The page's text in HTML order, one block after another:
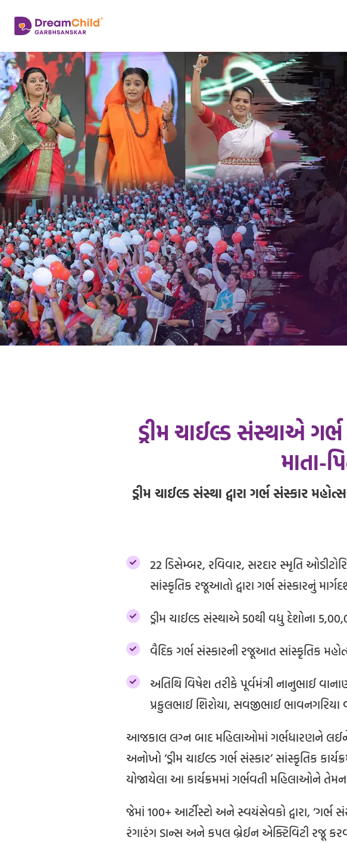
ડ્રીમ ચાઈલ્ડ સંસ્થાએ
માતા-
ડ્રીમ ચાઈલ્ડ સંસ્થા દ્વારા ગર્ભ સંસ્કાર
22 ડિસેમ્બર, રવિવાર, સરદાર સ્મૃતિ
સાંસ્કૃતિક રજૂઆતો દ્વારા ગર્ભ સંસ્કારનું
ડ્રીમ ચાઈલ્ડ સંસ્થાએ 50થી વધુ દેશોના
વૈદિક ગર્ભ સંસ્કારની રજૂઆત સાંસ્કૃતિક
અતિથિ વિષેશ તરીકે પૂર્વમંત્રી નાનુભાઈ
પ્રફુલભાઈ શિરોયા, સવજીભાઈ ભાવનગરિયા
આજકાલ લગ્ન બાદ મહિલાઓમાં ગર્ભધારણને
અનોખો ‘ડ્રીમ ચાઈલ્ડ ગર્ભ સંસ્કાર’ સાંસ્કૃતિક
યોજાયેલા આ કાર્યક્રમમાં ગર્ભવતી મહિલાઓને
જેમાં 100+ આર્ટીસ્ટો અને સ્વયંસેવકો દ્વારા, ‘ગર્ભ
રંગારંગ ડાન્સ અને કપલ બ્રેઈન એક્ટિવિટી રજૂ